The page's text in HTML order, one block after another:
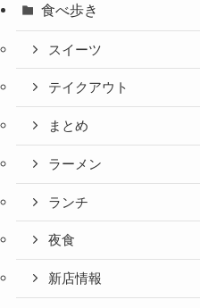
食べ歩き
スイーツ
テイクアウト
まとめ
ラーメン
ランチ
夜食
新店情報